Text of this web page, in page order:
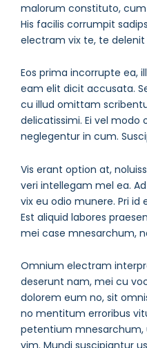
malorum constituto,
His facilis corrumpit
electram vix te, te
Eos prima incorrupte ea,
eam elit dicit accusata.
cu illud omittam
delicatissimi. Ei vel modo
neglegentur in cum.
Vis erant option at,
veri intellegam mel ea.
vix eu odio munere. Pri
Est aliquid labores
mei case mnesarchum,
Omnium electram
deserunt nam, mei cu
dolorem eum no, sit
no mentitum erroribus
petentium
vim. Mundi suscipiantur